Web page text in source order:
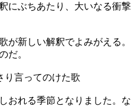
にぶちあたり、大いなる衝撃
が新しい解釈でよみがえる。
だ。
り言ってのけた歌
おれる季節となりました。な